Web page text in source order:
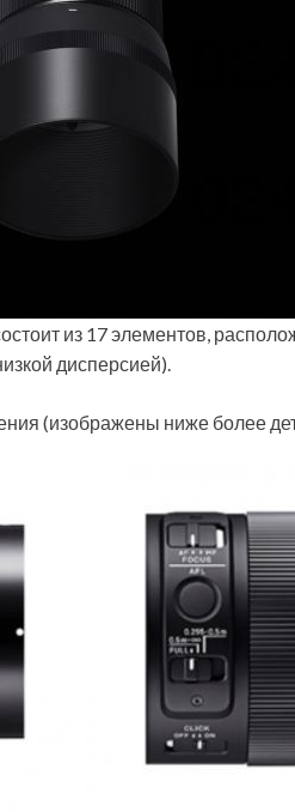
из 17 элементов,
дисперсией).
(изображены ниже более